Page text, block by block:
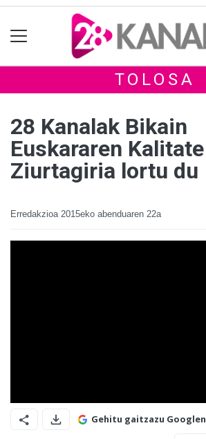
TOLOSA
28 Kanalak Bikain
Euskararen Kalitate
Ziurtagiria lortu du
Erredakzioa 2015eko abenduaren 22a
Gehitu gaitzazu Googlen